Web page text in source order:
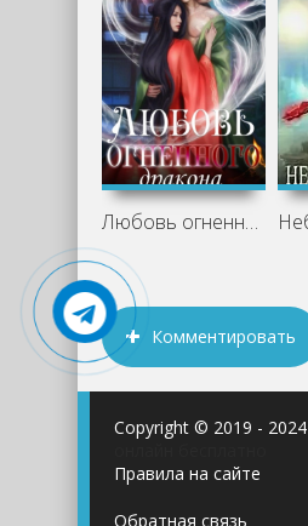
Любовь огненного дракона - Мия Лаврова
Комментировать
Copyright © 2019 - 2024
Правила на сайте
Обратная связь